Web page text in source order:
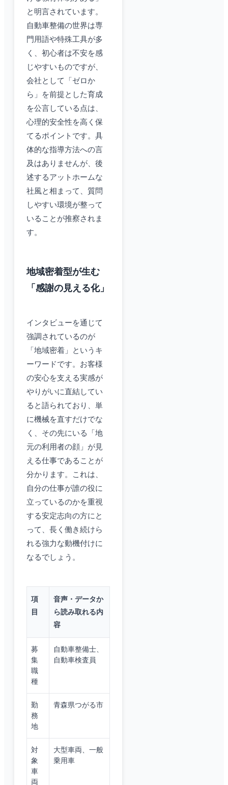
と明言されています。
自動車整備の世界は専
門用語や特殊工具が多
く、初心者は不安を感
じやすいものですが、
会社として「ゼロか
ら」を前提とした育成
を公言している点は、
心理的安全性を高く保
てるポイントです。具
体的な指導方法への言
及はありませんが、後
述するアットホームな
社風と相まって、質問
しやすい環境が整って
いることが推察されま
す。
地域密着型が生む
「感謝の見える化」
インタビューを通じて
強調されているのが
「地域密着」というキ
ーワードです。お客様
の安心を支える実感が
やりがいに直結してい
ると語られており、単
に機械を直すだけでな
く、その先にいる「地
元の利用者の顔」が見
える仕事であることが
分かります。これは、
自分の仕事が誰の役に
立っているのかを重視
する安定志向の方にと
って、長く働き続けら
れる強力な動機付けに
なるでしょう。
項
目
音声・データか
ら読み取れる内
容
募
集
職
種
自動車整備士、
自動車検査員
勤
務
地
青森県つがる市
対
象
車
両
大型車両、一般
乗用車